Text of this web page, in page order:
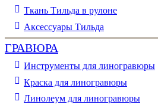
Ткань Тильда в рулоне
Аксессуары Тильда
ГРАВЮРА
Инструменты для линогравюры
Краска для линогравюры
Линолеум для линогравюры